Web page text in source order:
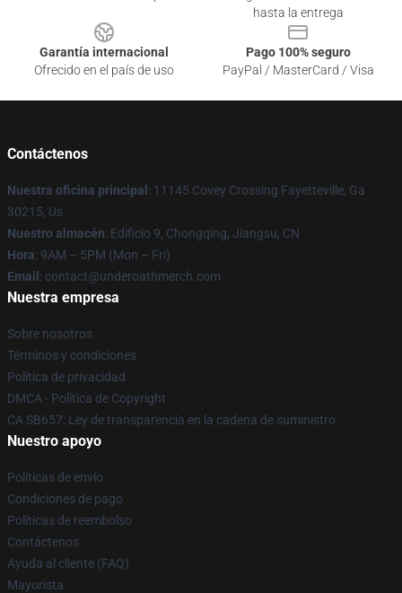
hasta la entrega
Garantía internacional
Ofrecido en el país de uso
Pago 100% seguro
PayPal / MasterCard / Visa
Contáctenos
Nuestra oficina principal : 11145 Covey Crossing Fayetteville, Ga
30215, Us
Nuestro almacén: Edificio 9, Chongqing, Jiangsu, CN
Hora: 9AM – 5PM (Mon – Fri)
Email : contact@underoathmerch.com
Nuestra empresa
Sobre nosotros
Términos y condiciones
Política de privacidad
DMCA - Política de Copyright
CA SB657: Ley de transparencia en la cadena de suministro
Nuestro apoyo
Políticas de envío
Condiciones de pago
Políticas de reembolso
Contáctenos
Ayuda al cliente (FAQ)
Mayorista